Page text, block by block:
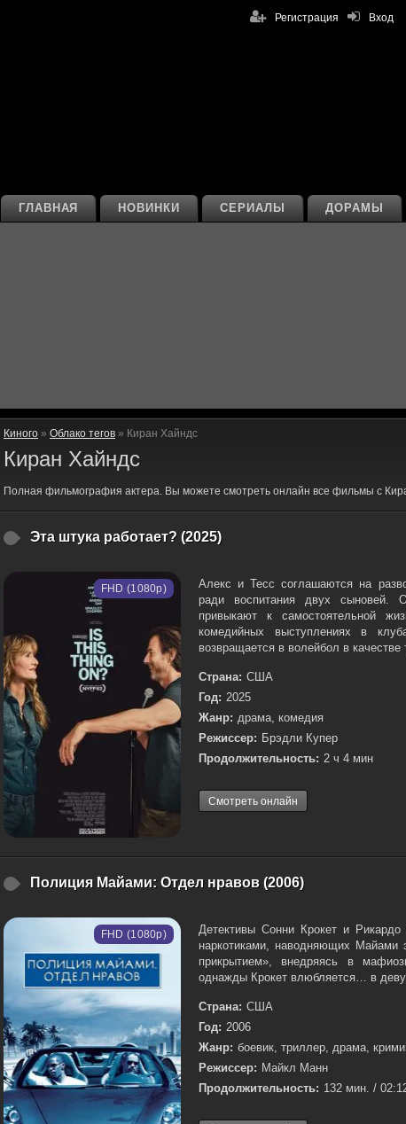
Вход
Регистрация
ДОРАМЫ
СЕРИАЛЫ
НОВИНКИ
ГЛАВНАЯ
Киного » Облако тегов » Киран Хайндс
Киран Хайндс
Полная фильмография актера. Вы можете смотреть онлайн все фильмы с
Эта штука работает? (2025)
FHD (1080p)
Алекс и Тесс соглашаются на
ради воспитания двух сыновей.
привыкают к самостоятельной
комедийных выступлениях в
возвращается в волейбол в качестве
Страна: США
Год: 2025
Жанр: драма, комедия
Режиссер: Брэдли Купер
Продолжительность: 2 ч 4 мин
Смотреть онлайн
Полиция Майами: Отдел нравов (2006)
FHD (1080p)
Детективы Сонни Крокет и Рикардо
наркотиками, наводняющих
прикрытием», внедряясь в
однажды Крокет влюбляется… в
Страна: США
Год: 2006
Жанр: боевик, триллер, драма,
Режиссер: Майкл Манн
Продолжительность: 132 мин. /